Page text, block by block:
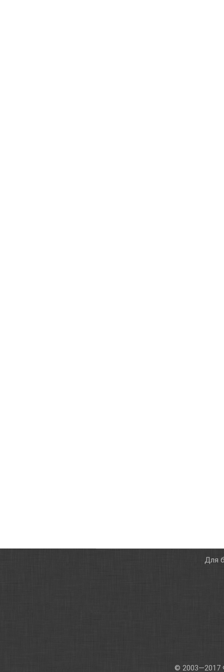
Для
© 2003—2017